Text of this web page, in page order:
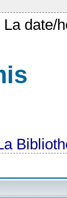
La date/